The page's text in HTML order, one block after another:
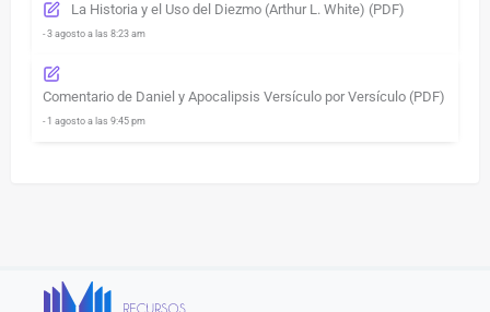
La Historia y el Uso del Diezmo (Arthur L. White) (PDF)
- 3 agosto a las 8:23 am
Comentario de Daniel y Apocalipsis Versículo por Versículo (PDF)
- 1 agosto a las 9:45 pm